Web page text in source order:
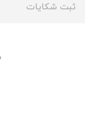
ثبت شکایات